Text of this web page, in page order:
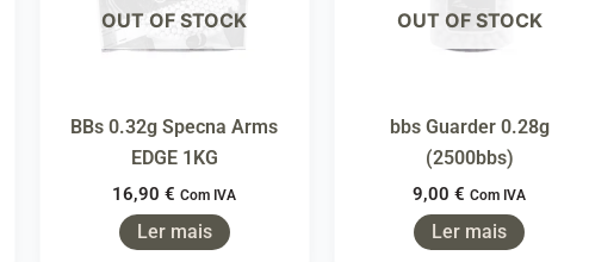
OUT OF STOCK
BBs 0.32g Specna Arms
EDGE 1KG
16,90€ Com IVA
Ler mais
OUT OF STOCK
bbs Guarder 0.28g
(2500bbs)
9,00€ Com IVA
Ler mais